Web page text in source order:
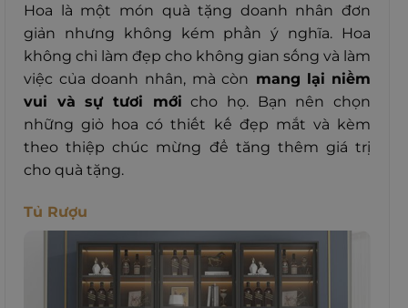
Hoa là một món quà tặng doanh nhân đơn
giản nhưng không kém phần ý nghĩa. Hoa
không chỉ làm đẹp cho không gian sống và làm
việc của doanh nhân, mà còn mang lại niềm
vui và sự tươi mới cho họ.
Bạn nên chọn
những giỏ hoa có thiết kế đẹp mắt và kèm
theo thiệp chúc mừng để tăng thêm giá trị
cho quà tặng.
Tủ Rượu